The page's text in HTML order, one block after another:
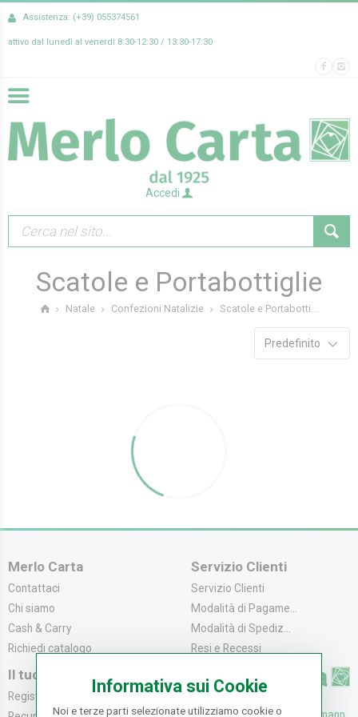
Assistenza: (+39) 055374561
attivo dal lunedì al venerdì 8:30-12:30 / 13:30-17:30
Accedi
Scatole e Portabottiglie
Natale Confezioni Natalizie Scatole e Portabotti...
Predefinito
Merlo Carta
Contattaci
Chi siamo
Cash & Carry
Richiedi catalogo
Servizio Clienti
Servizio Clienti
Modalità di Pagame...
Modalità di Spediz...
Resi e Recessi
Il tuo Account
Registrati
Informativa sui Cookie
Noi e terze parti selezionate utilizziamo cookie o